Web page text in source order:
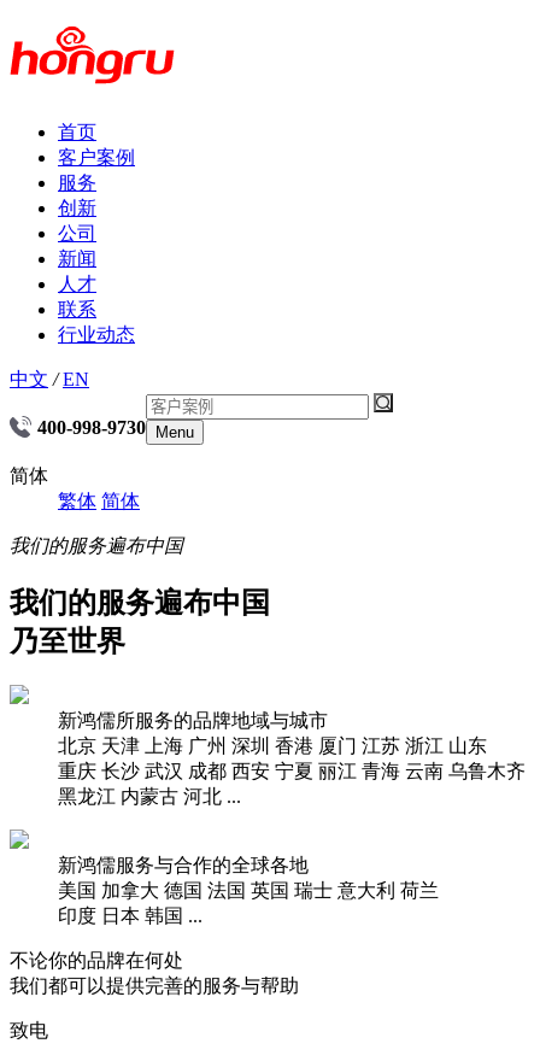
首页
客户案例
服务
创新
公司
新闻
人才
联系
行业动态
中文 / EN
400-998-9730 Menu
简体
繁体 简体
我们的服务遍布中国
我们的服务遍布中国
乃至世界
新鸿儒所服务的品牌地域与城市
北京 天津 上海 广州 深圳 香港 厦门 江苏 浙江 山东
重庆 长沙 武汉 成都 西安 宁夏 丽江 青海 云南 乌鲁木齐
黑龙江 内蒙古 河北 ...
新鸿儒服务与合作的全球各地
美国 加拿大 德国 法国 英国 瑞士 意大利 荷兰
印度 日本 韩国 ...
不论你的品牌在何处
我们都可以提供完善的服务与帮助
致电